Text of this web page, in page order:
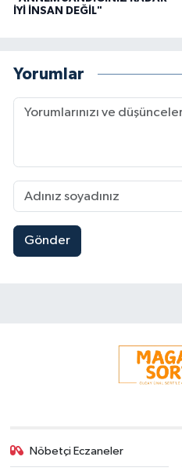
İYİ İNSAN DEĞİL"
Yorumlar
Gönder
Nöbetçi Eczaneler